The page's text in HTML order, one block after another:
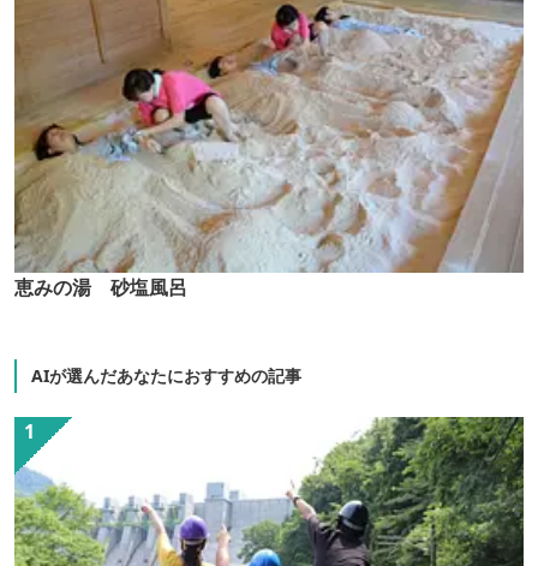
恵みの湯 砂塩風呂
AIが選んだあなたにおすすめの記事